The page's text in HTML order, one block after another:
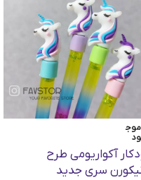
ود
آکواریومی طرح
سری جدید